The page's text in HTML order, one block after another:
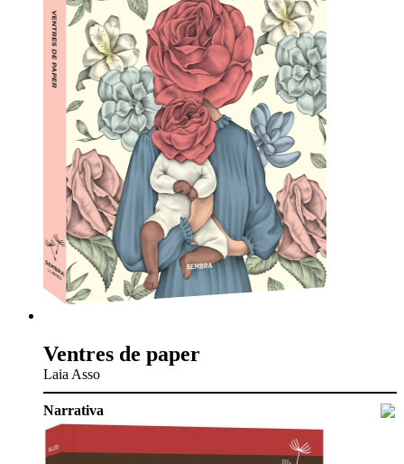
Ventres de paper
Laia Asso
Narrativa